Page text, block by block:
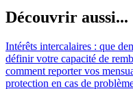
Découvrir aussi...
Intérêts intercalaires : que
définir votre capacité de
comment reporter vos
protection en cas de